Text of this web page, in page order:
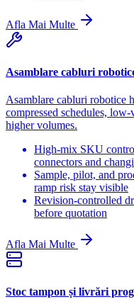
Afla Mai Multe
Asamblare cabluri
Asamblare cabluri robotice
compressed schedules,
higher volumes.
High-mix SKU
connectors and
Sample, pilot, and
ramp risk stay visible
Revision-controlled
before quotation
Afla Mai Multe
Stoc tampon și livrări